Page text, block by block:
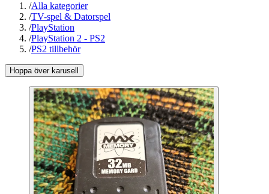
/Alla kategorier
/TV-spel & Datorspel
/PlayStation
/PlayStation 2 - PS2
/PS2 tillbehör
Hoppa över karusell